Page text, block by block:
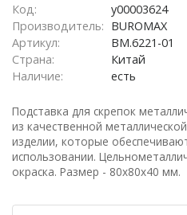
Код:
у00003624
Производитель: BUROMAX
Артикул:
BM.6221-01
Страна:
Китай
Наличие:
есть
Подставка для скрепок
из качественной
изделии, которые
использовании.
окраска. Размер - 80х80х40 мм.